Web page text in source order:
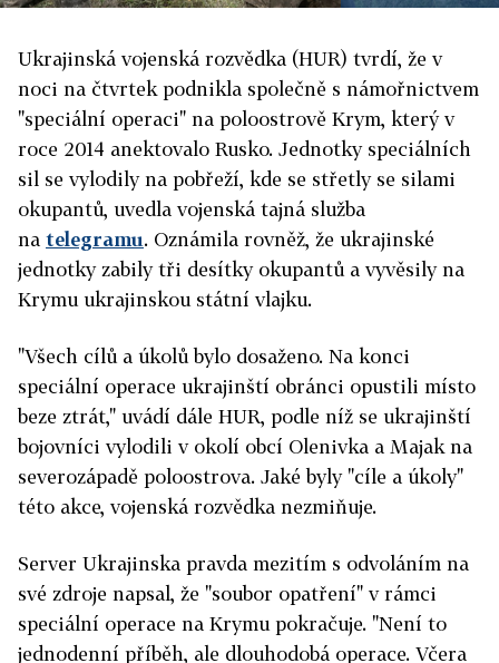
Ukrajinská vojenská rozvědka (HUR) tvrdí, že v
noci na čtvrtek podnikla společně s námořnictvem
"speciální operaci" na poloostrově Krym, který v
roce 2014 anektovalo Rusko. Jednotky speciálních
sil se vylodily na pobřeží, kde se střetly se silami
okupantů, uvedla vojenská tajná služba
na telegramu. Oznámila rovněž, že ukrajinské
jednotky zabily tři desítky okupantů a vyvěsily na
Krymu ukrajinskou státní vlajku.
"Všech cílů a úkolů bylo dosaženo. Na konci
speciální operace ukrajinští obránci opustili místo
beze ztrát," uvádí dále HUR, podle níž se ukrajinští
bojovníci vylodili v okolí obcí Olenivka a Majak na
severozápadě poloostrova. Jaké byly "cíle a úkoly"
této akce, vojenská rozvědka nezmiňuje.
Server Ukrajinska pravda mezitím s odvoláním na
své zdroje napsal, že "soubor opatření" v rámci
speciální operace na Krymu pokračuje. "Není to
jednodenní příběh, ale dlouhodobá operace. Včera